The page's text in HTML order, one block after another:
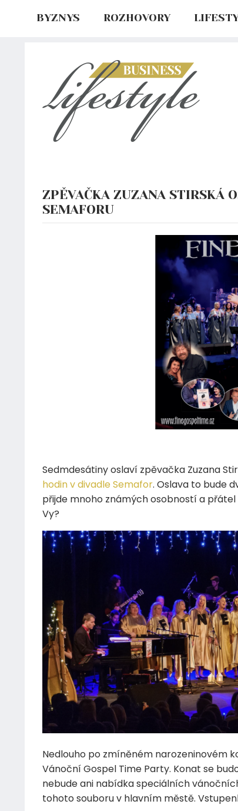
BYZNYS ROZHOVORY
ZPĚVAČKA ZUZANA STIRSKÁ
SEMAFORU
Sedmdesátiny oslaví zpěvačka Zuzana
hodin v divadle Semafor. Oslava to bude
přijde mnoho známých osobností a přátel
Vy?
Nedlouho po zmíněném narozeninovém
Vánoční Gospel Time Party. Konat se
nebude ani nabídka speciálních
tohoto souboru v hlavním městě.